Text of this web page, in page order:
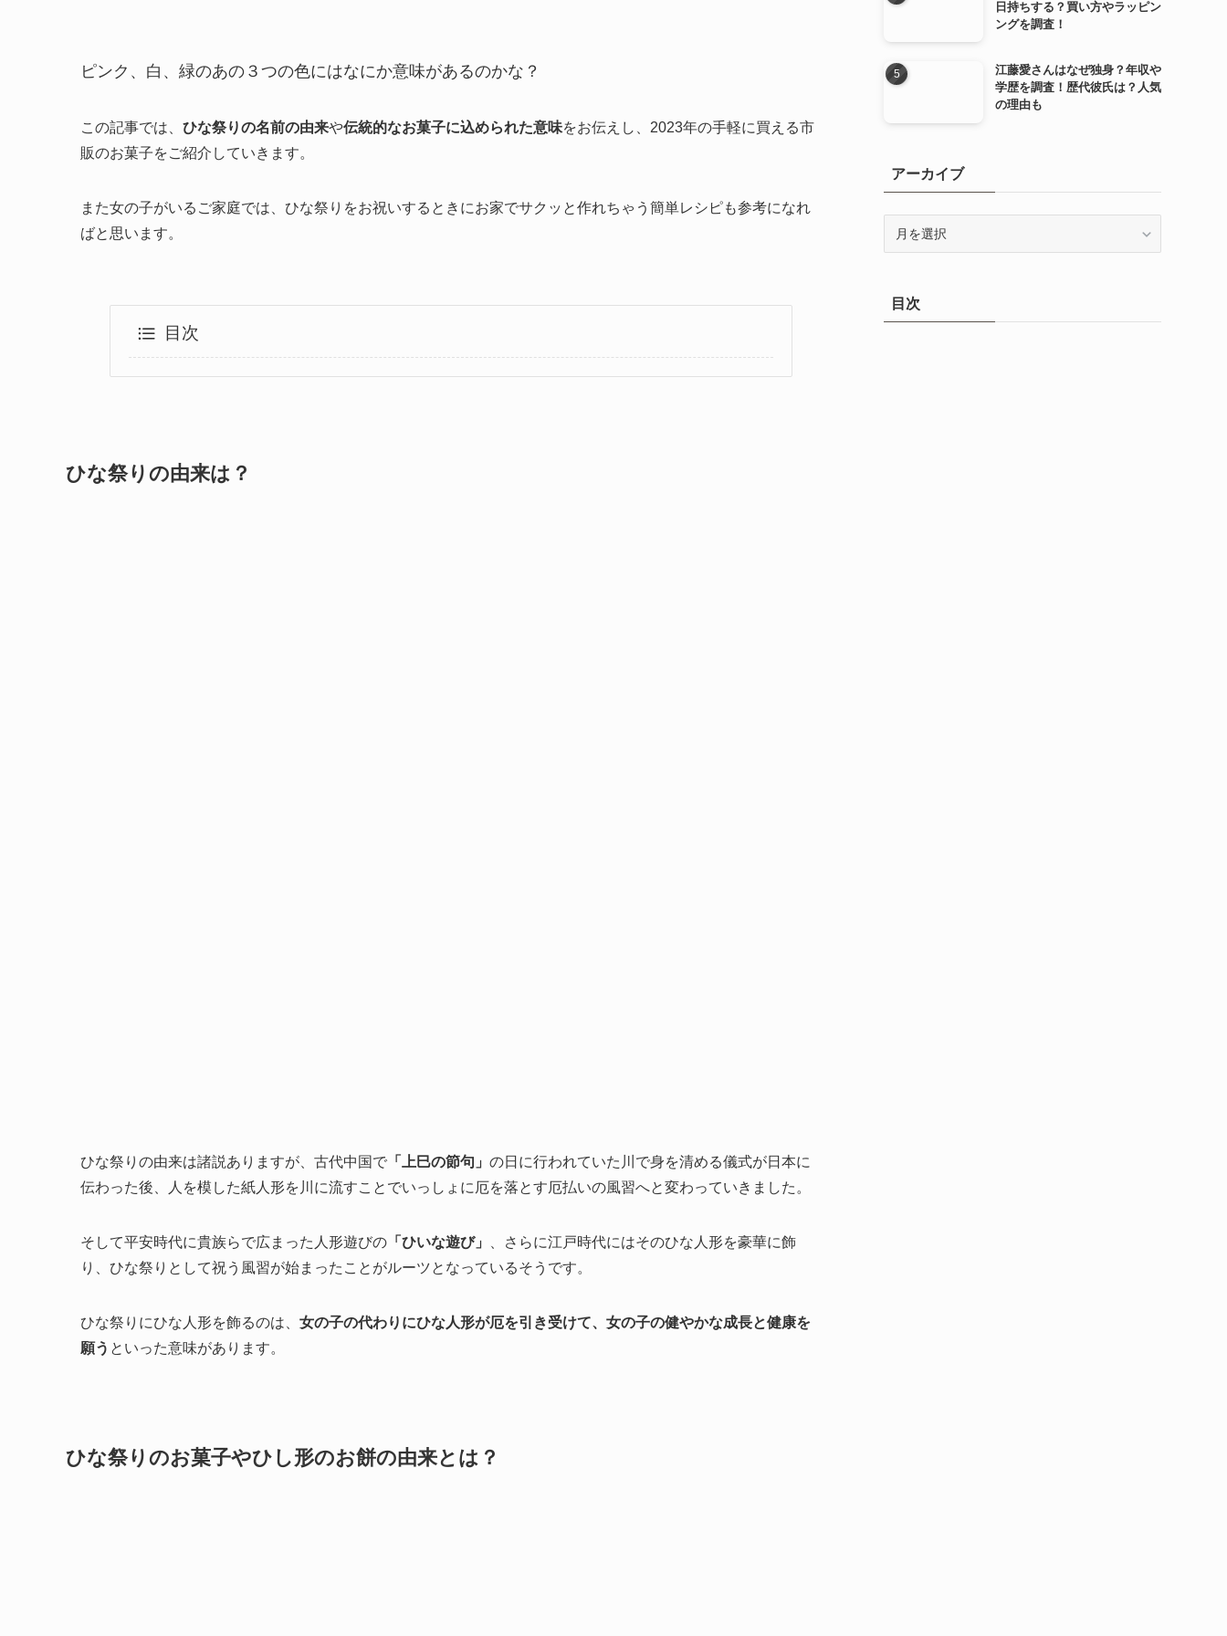
ピンク、白、緑のあの３つの色にはなにか意味があるのかな？
この記事では、 ひな祭りの名前の由来や伝統的なお菓子に込められた意味をお伝えし、2023年の手軽に買える市
販のお菓子をご紹介していきます。
また女の子がいるご家庭では、ひな祭りをお祝いするときにお家でサクッと作れちゃう簡単レシピも参考になれ
ばと思います。
目次
ひな祭りの由来は？
ひな祭りの由来は諸説ありますが、古代中国で 「上巳の節句」 の日に行われていた川で身を清める儀式が日本に
伝わった後、人を模した紙人形を川に流すことでいっしょに厄を落とす厄払いの風習へと変わっていきました。
そして平安時代に貴族らで広まった人形遊びの 「ひいな遊び」
、さらに江戸時代にはそのひな人形を豪華に飾
り、ひな祭りとして祝う風習が始まったことがルーツとなっているそうです。
ひな祭りにひな人形を飾るのは、 女の子の代わりにひな人形が厄を引き受けて、女の子の健やかな成長と健康を
願う といった意味があります。
ひな祭りのお菓子やひし形のお餅の由来とは？
日持ちする？買い方やラッピン
ングを調査！
江藤愛さんはなぜ独身？年収や
学歴を調査！歴代彼氏は？人気
の理由も
アーカイブ
ブ目次